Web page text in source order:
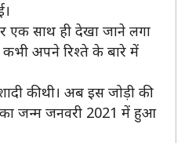
एक साथ ही देखा जाने लगा
कभी अपने रिश्ते के बारे में
की थी। अब इस जोड़ी की
जन्म जनवरी 2021 में हुआ